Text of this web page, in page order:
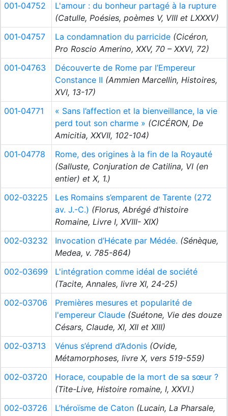
001‑04752
L'amour : du bonheur partagé à la rupture
(Catulle, Poésies, poèmes V, VIII et LXXXV)
001‑04757
La condamnation du parricide (Cicéron,
Pro Roscio Amerino, XXV, 70 – XXVI, 72)
001‑04763
Découverte de Rome par l’Empereur
Constance II (Ammien Marcellin, Histoires,
XVI, 13-17)
001‑04771
« Sans l’affection et la bienveillance, la vie
perd tout son charme » (CICÉRON, De
Amicitia, XXVII, 102-104)
001‑04778
Rome, des origines à la fin de la Royauté
(Salluste, Conjuration de Catilina, VI (en
entier) et X, 1.)
002‑03225
Les Romains s’emparent de Tarente (272
av. J.-C.) (Florus, Abrégé d’histoire
Romaine, Livre I, XVIII- XIX)
002‑03232
Invocation d’Hécate par Médée. (Sénèque,
Medea, v. 785-864)
002‑03699
L'intégration comme idéal de société
(Tacite, Annales, livre XI, 24-25)
002‑03706
Premières mesures et popularité de
l'empereur Claude (Suétone, Vie des douze
Césars, Claude, XI, XII et XIII)
002‑03713
Vénus s’éprend d’Adonis (Ovide,
Métamorphoses, livre X, vers 519-559)
002‑03720
Horace, coupable de la mort de sa sœur ?
(Tite-Live, Histoire romaine, I, XXVI.)
002‑03726
L’héroïsme de Caton (Lucain, La Pharsale,